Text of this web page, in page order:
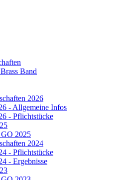
Band
2026
- Allgemeine Infos
- Pflichtstücke
GO 2025
2024
- Pflichtstücke
- Ergebnisse